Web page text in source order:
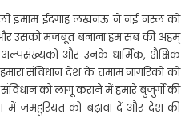
इमाम ईदगाह लखनऊ ने नई नस्ल को
उसको मजबूत बनाना हम सब की अहम्
अल्पसंख्यकों और उनके धार्मिक, शैक्षिक
संविधान देश के तमाम नागरिकों को
को लागू कराने में हमारे बुजुर्गो की
में जमहूरियत को बढ़ावा दें और देश की